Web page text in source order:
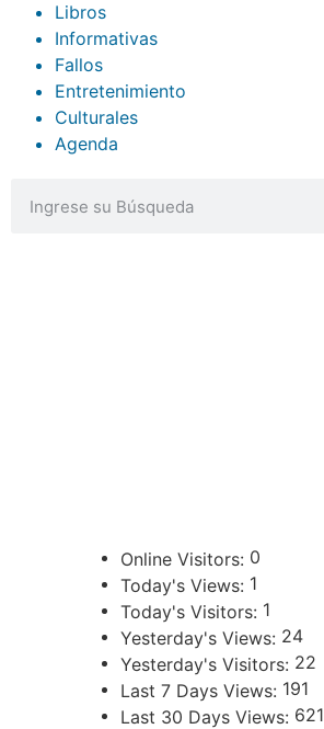
Libros
Informativas
Fallos
Entretenimiento
Culturales
Agenda
Online Visitors: 0
Today's Views: 1
Today's Visitors: 1
Yesterday's Views: 24
Yesterday's Visitors: 22
Last 7 Days Views: 191
Last 30 Days Views: 621